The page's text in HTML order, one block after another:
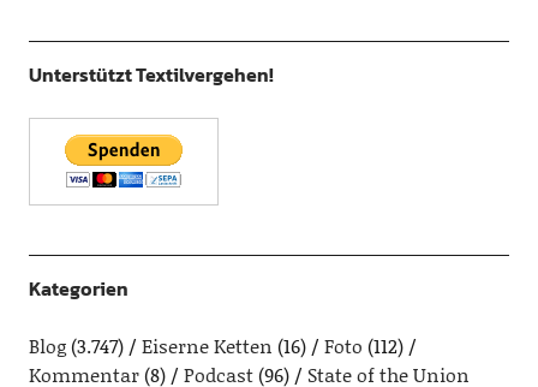
Unterstützt Textilvergehen!
Kategorien
Blog(3.747) Eiserne Ketten (16) Foto (112)
Kommentar(8) Podcast(96) State of the Union